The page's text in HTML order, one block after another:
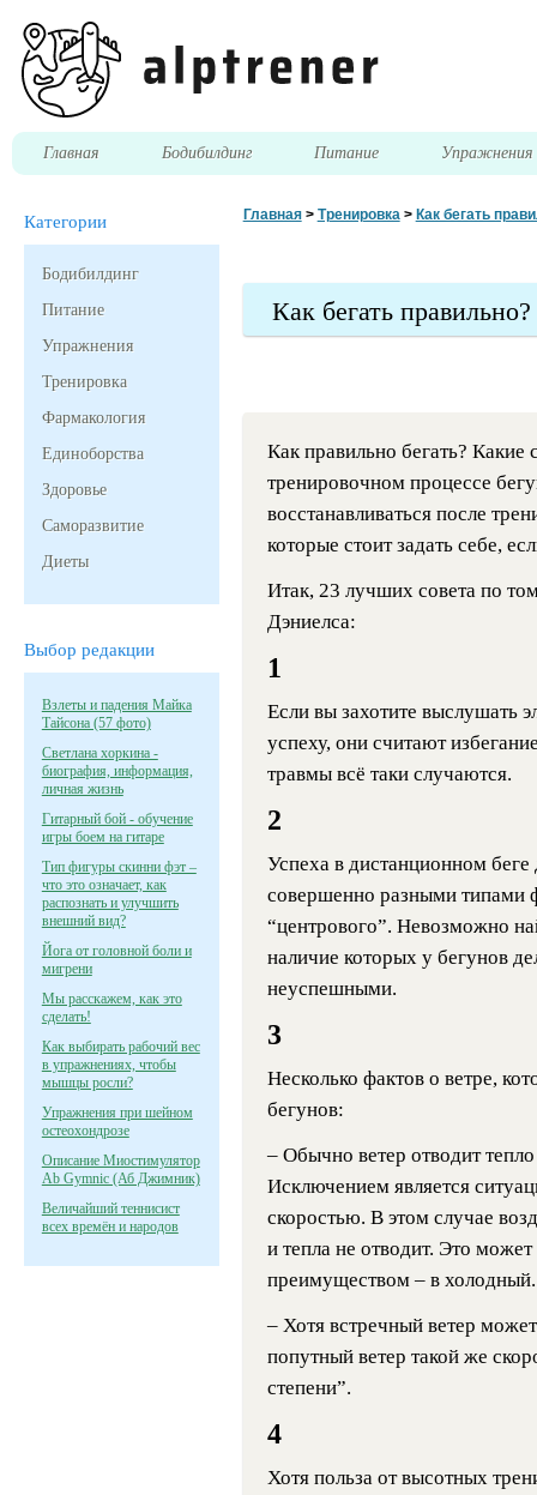
Главная Бодибилдинг Питание Упражнения
Категории
Бодибилдинг
Питание
Упражнения
Тренировка
Фармакология
Единоборства
Здоровье
Саморазвитие
Диеты
Выбор редакции
Взлеты и падения Майка
Тайсона (57 фото)
Светлана хоркина -
биография, информация,
личная жизнь
Гитарный бой - обучение
игры боем на гитаре
Тип фигуры скинни фэт –
что это означает, как
распознать и улучшить
внешний вид?
Йога от головной боли и
мигрени
Мы расскажем, как это
сделать!
Как выбирать рабочий вес
в упражнениях, чтобы
мышцы росли?
Упражнения при шейном
остеохондрозе
Описание Миостимулятор
Ab Gymnic (Аб Джимник)
Величайший теннисист
всех времён и народов
Главная> Тренировка > Как бегать
Как бегать
Как правильно бегать?
тренировочном процессе
восстанавливаться после
которые стоит задать себе,
Итак, 23 лучших совета по
Дэниелса:
1
Если вы захотите выслушать
успеху, они считают
травмы всё таки случаются.
2
Успеха в дистанционном
совершенно разными типами
“центрового”. Невозможно
наличие которых у бегунов
неуспешными.
3
Несколько фактов о ветре,
бегунов:
– Обычно ветер отводит
Исключением является
скоростью. В этом случае
и тепла не отводит. Это
преимуществом – в холодный.
– Хотя встречный ветер
попутный ветер такой же
степени”.
4
Хотя польза от высотных